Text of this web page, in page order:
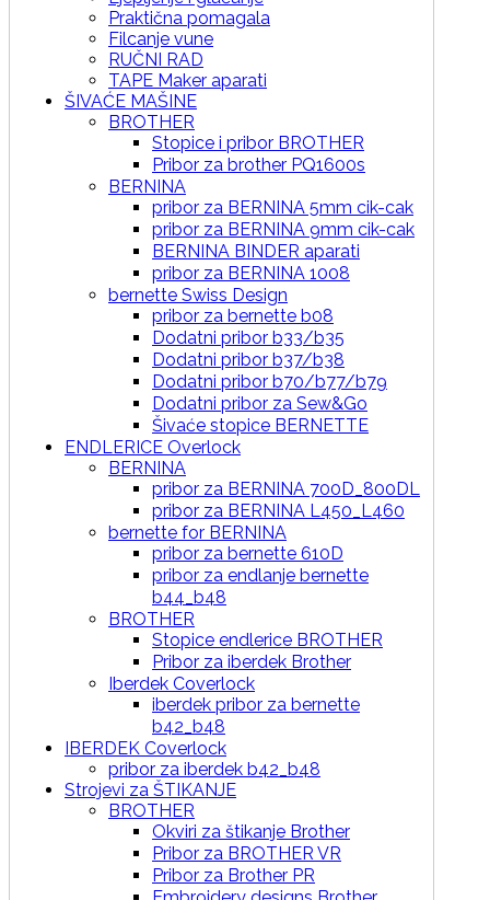
Praktična pomagala
Filcanje vune
RUČNI RAD
TAPE Maker aparati
ŠIVAĆE MAŠINE
BROTHER
Stopice i pribor BROTHER
Pribor za brother PQ1600s
BERNINA
pribor za BERNINA 5mm cik-cak
pribor za BERNINA 9mm cik-cak
BERNINA BINDER aparati
pribor za BERNINA 1008
bernette Swiss Design
pribor za bernette b08
Dodatni pribor b33/b35
Dodatni pribor b37/b38
Dodatni pribor b70/b77/b79
Dodatni pribor za Sew&Go
Šivaće stopice BERNETTE
ENDLERICE Overlock
BERNINA
pribor za BERNINA 700D_800DL
pribor za BERNINA L450_L460
bernette for BERNINA
pribor za bernette 610D
pribor za endlanje bernette
b44_b48
BROTHER
Stopice endlerice BROTHER
Pribor za iberdek Brother
Iberdek Coverlock
iberdek pribor za bernette
b42_b48
IBERDEK Coverlock
pribor za iberdek b42_b48
Strojevi za ŠTIKANJE
BROTHER
Okviri za štikanje Brother
Pribor za BROTHER VR
Pribor za Brother PR